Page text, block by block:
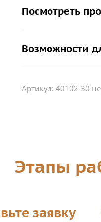
Посмотреть
Возможности
Артикул: 40102-30
Этапы
заявку